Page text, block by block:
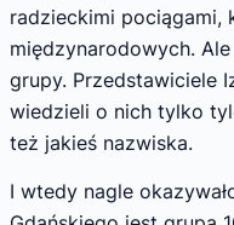
radzieckimi pociągami,
międzynarodowych.
grupy. Przedstawiciele
wiedzieli o nich tylko
też jakieś nazwiska.
I wtedy nagle